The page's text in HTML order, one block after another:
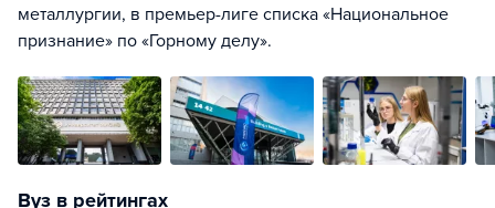
металлургии, в премьер-лиге списка «Национальное
признание» по «Горному делу».
Вуз в рейтингах